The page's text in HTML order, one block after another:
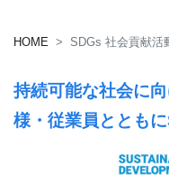
HOME SDGs 社会貢献活
持続可能な社会に
様・従業員ととも